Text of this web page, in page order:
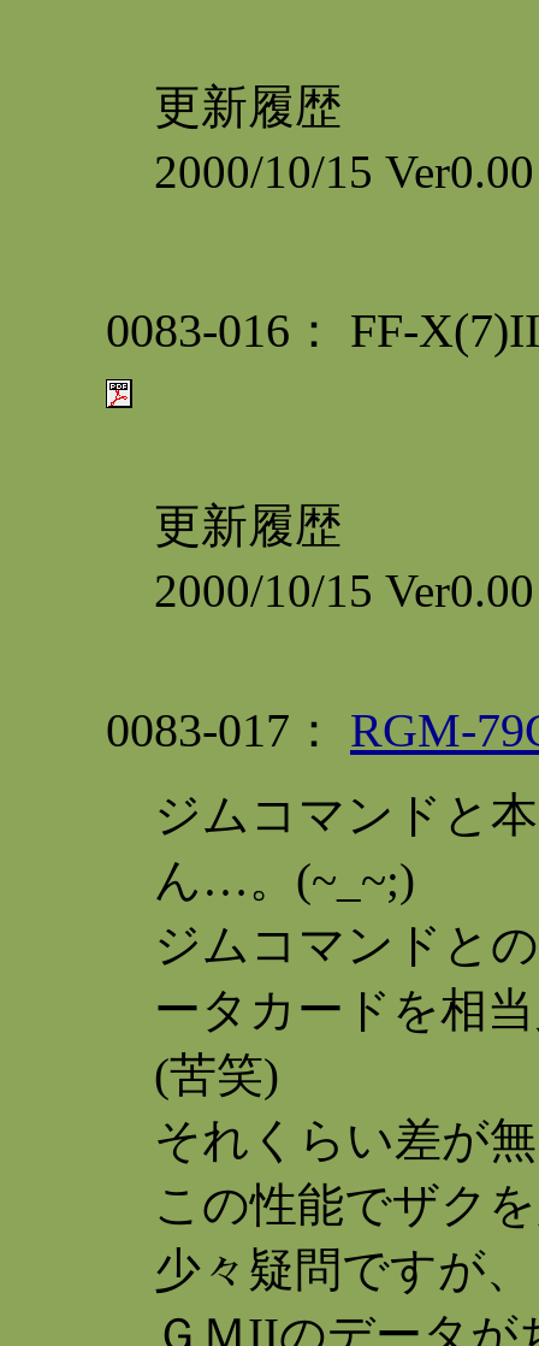
更新履歴
2000/10/15
0083-016： FF-
更新履歴
2000/10/15
0083-017： RGM-
ジムコマンドと
ん…。(~_~;)
ジムコマンドと
ータカードを相
(苦笑)
それくらい差が
この性能でザク
少々疑問ですが、
ＧＭIIのデータ